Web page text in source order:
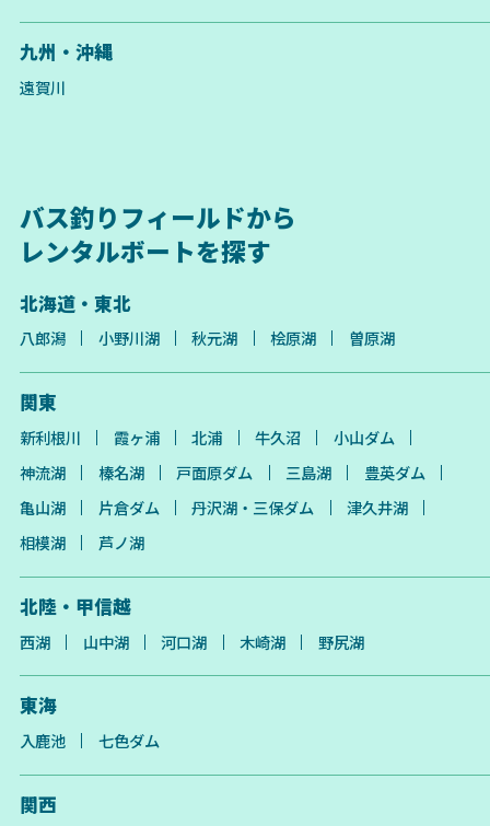
九州・沖縄
遠賀川
バス釣りフィールドから
レンタルボートを探す
北海道・東北
八郎潟 小野川湖 秋元湖 桧原湖 曽原湖
関東
新利根川 霞ヶ浦 北浦 牛久沼
小山ダム
神流湖
榛名湖 戸面原ダム 三島湖
豊英ダム
亀山湖
片倉ダム 丹沢湖・三保ダム
津久井湖
相模湖
芦ノ湖
北陸・甲信越
西湖 山中湖 河口湖 木崎湖 野尻湖
東海
入鹿池 七色ダム
関西